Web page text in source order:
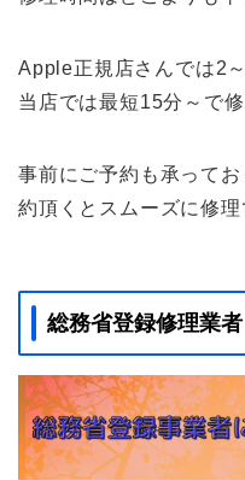
Apple正規店さんでは2
当店では最短15分～で
事前にご予約も承って
約頂くとスムーズに修理
総務省登録修理業者